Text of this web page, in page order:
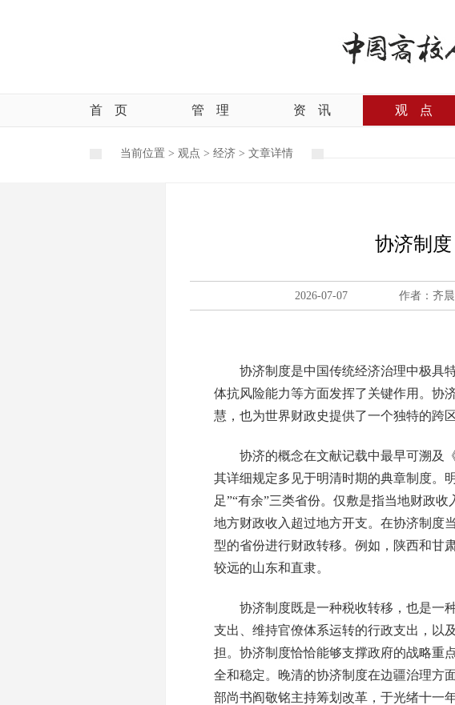
首 页 管 理 资 讯 观 点
当前位置 > 观点 > 经济 > 文章详情
协济制
2026-07-07 作者：齐
协济制度是中国传统经济治理中极具特
体抗风险能力等方面发挥了关键作用。协
慧，也为世界财政史提供了一个独特的跨
协济的概念在文献记载中最早可溯及《
其详细规定多见于明清时期的典章制度。
足”“有余”三类省份。仅敷是指当地财政
地方财政收入超过地方开支。在协济制度
型的省份进行财政转移。例如，陕西和甘
较远的山东和直隶。
协济制度既是一种税收转移，也是一种
支出、维持官僚体系运转的行政支出，以
担。协济制度恰恰能够支撑政府的战略
全和稳定。晚清的协济制度在边疆治理方
部尚书阎敬铭主持筹划改革，于光绪十一